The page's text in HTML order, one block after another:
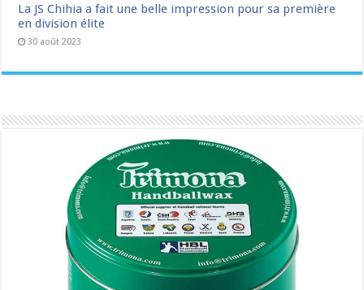
La JS Chihia a fait une belle impression pour sa première
en division élite
30 août 2023